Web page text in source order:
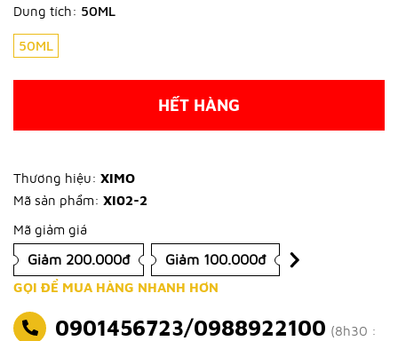
Dung tích: 50ML
50ML
HẾT HÀNG
Thương hiệu: XIMO
Mã sản phẩm: XI02-2
Mã giảm giá
Giảm 200.000đ Giảm 100.000đ
GỌI ĐỂ MUA HÀNG NHANH HƠN
0901456723/0988922100 (8h30 :